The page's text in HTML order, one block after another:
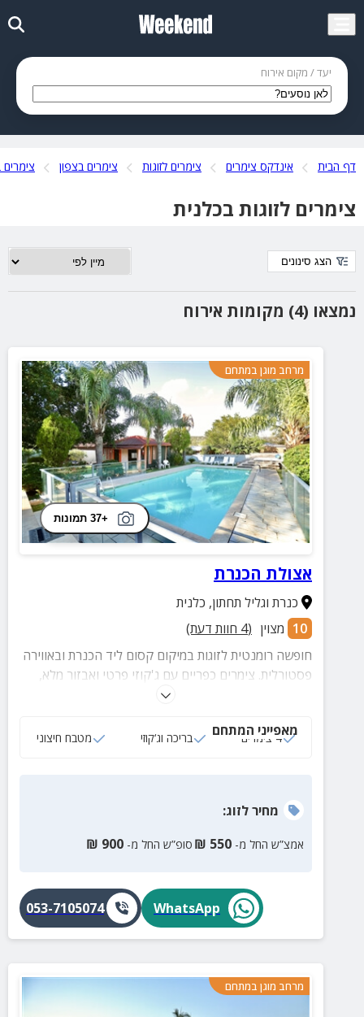
יעד / מקום אירוח
דף הבית אינדקס צימרים צימרים לזוגות צימרים בצפון צימרים
צימרים לזוגות בכלנית
נמצאו (4) מקומות אירוח
הצג סינונים
מרחב מוגן במתחם
+37 תמונות
אצולת הכנרת
כנרת וגליל תחתון, כלנית
10 מצוין (
4 חוות דעת)
חופשה רומנטית לזוגות במיקום קסום ליד הכנרת ובאווירה
פסטורלית. צימרים כפריים עם ג'קוזי פרטי ואבזור מלא,
חצר גדולה, בריכה, ג'קוזי ועוד המון הפתעות.
מאפייני המתחם
4 צימרים בריכה וג‘קוזי מטבח חיצוני
מחירלזוג:
אמצ”ש החל מ- 550
₪ סופ”ש החל מ- 900
₪
WhatsApp
053-7105074
מרחב מוגן במתחם